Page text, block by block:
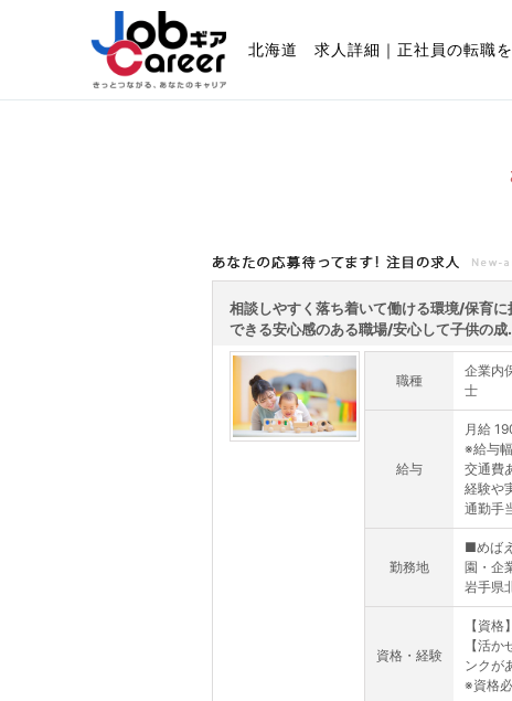
北海道 求人詳細｜正社員の転職
あなたの応募待ってます!注目の求人
相談しやすく落ち着いて働ける環境/保育に
できる安心感のある職場/安心して子供の成
職種
企業内
士
給与
月給
※給与
交通費
経験や
通勤手
勤務地
■めば
園・企
岩手県
資格・経験
【資
【活
ンクが
※資格